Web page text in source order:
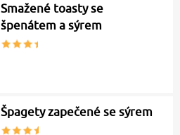
Smažené toasty se
špenátem a sýrem
Špagety zapečené se sýrem